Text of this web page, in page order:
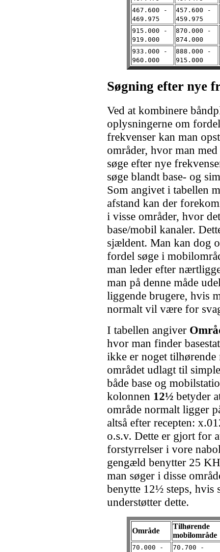
467.600 -
469.975
457.600 -
459.975
915.000 -
919.000
870.000 -
874.000
933.000 -
960.000
888.000 -
915.000
Søgning efter nye
Ved at kombinere
oplysningerne om
frekvenser kan man
områder, hvor man
søge efter nye
søge blandt base- og
Som angivet i tabellen
afstand kan der
i visse områder, hvor
base/mobil kanaler.
sjældent. Man kan dog
fordel søge i
man leder efter
man på denne måde
liggende brugere, hvis
normalt vil være for
I tabellen angiver
hvor man finder
ikke er noget tilhørende
området udlagt til
både base og
kolonnen 12½ betyder
område normalt ligger
altså efter recepten:
o.s.v. Dette er gjort for
forstyrrelser i vore
gengæld benytter 25
man søger i disse
benytte 12½ steps, hvis
understøtter dette.
Område
Tilhørende
mobilområde
70.000 -
70.700 -